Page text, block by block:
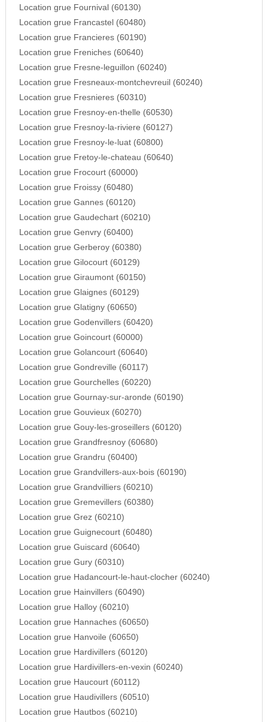
Location grue Fournival (60130)
Location grue Francastel (60480)
Location grue Francieres (60190)
Location grue Freniches (60640)
Location grue Fresne-leguillon (60240)
Location grue Fresneaux-montchevreuil (60240)
Location grue Fresnieres (60310)
Location grue Fresnoy-en-thelle (60530)
Location grue Fresnoy-la-riviere (60127)
Location grue Fresnoy-le-luat (60800)
Location grue Fretoy-le-chateau (60640)
Location grue Frocourt (60000)
Location grue Froissy (60480)
Location grue Gannes (60120)
Location grue Gaudechart (60210)
Location grue Genvry (60400)
Location grue Gerberoy (60380)
Location grue Gilocourt (60129)
Location grue Giraumont (60150)
Location grue Glaignes (60129)
Location grue Glatigny (60650)
Location grue Godenvillers (60420)
Location grue Goincourt (60000)
Location grue Golancourt (60640)
Location grue Gondreville (60117)
Location grue Gourchelles (60220)
Location grue Gournay-sur-aronde (60190)
Location grue Gouvieux (60270)
Location grue Gouy-les-groseillers (60120)
Location grue Grandfresnoy (60680)
Location grue Grandru (60400)
Location grue Grandvillers-aux-bois (60190)
Location grue Grandvilliers (60210)
Location grue Gremevillers (60380)
Location grue Grez (60210)
Location grue Guignecourt (60480)
Location grue Guiscard (60640)
Location grue Gury (60310)
Location grue Hadancourt-le-haut-clocher (60240)
Location grue Hainvillers (60490)
Location grue Halloy (60210)
Location grue Hannaches (60650)
Location grue Hanvoile (60650)
Location grue Hardivillers (60120)
Location grue Hardivillers-en-vexin (60240)
Location grue Haucourt (60112)
Location grue Haudivillers (60510)
Location grue Hautbos (60210)